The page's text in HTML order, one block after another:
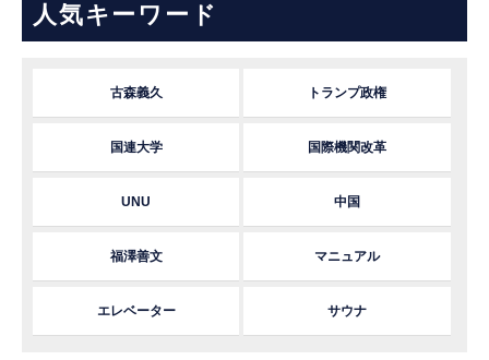
人気キーワード
古森義久 トランプ政権
国連大学 国際機関改革
UNU 中国
福澤善文 マニュアル
エレベーター サウナ